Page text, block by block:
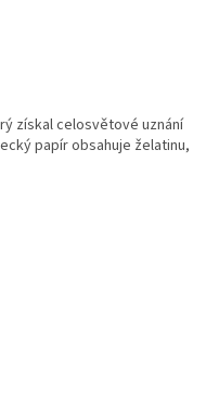
získal celosvětové uznání
papír obsahuje želatinu,